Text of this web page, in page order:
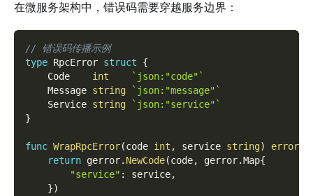
在微服务架构中，错误码需要穿越服务边界：
// 错误码传播示例
type RpcError struct
{
    Code
int
`json:"code"`
    Message
string
`json:"message"`
    Service
string
`json:"service"`
}
func WrapRpcError(code int , service string) error
return gerror. NewCode(code, gerror.Map{
"service" : service,
})